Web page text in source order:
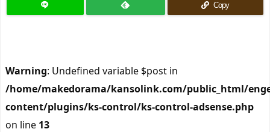
Copy
Warning: Undefined variable $post in
/home/makedorama/kansolink.com/public_html/
content/plugins/ks-control/ks-control-adsense.php
on line 13